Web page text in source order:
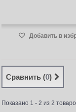
Добавить в
Сравнить (0)
Показано 1 - 2 из 2